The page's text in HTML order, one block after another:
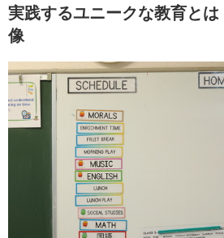
自由研究教材（小学生向け） 自由研究教材（中学
実践するユニークな教育と
像